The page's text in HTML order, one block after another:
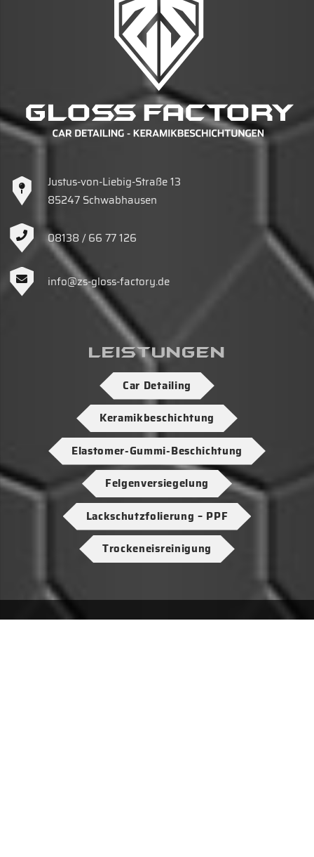
Justus-von-Liebig-Straße 13
85247 Schwabhausen
08138 / 66 77 126
info@zs-gloss-factory.de
Leistungen
Car Detailing
Keramikbeschichtung
Elastomer-Gummi-Beschichtung
Felgenversiegelung
Lackschutzfolierung – PPF
Trockeneisreinigung
Datenschutzerklärung Datenschutz-Einstellungen